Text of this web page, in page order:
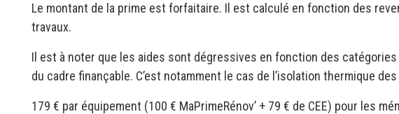
Le montant de la prime est forfaitaire. Il est calculé en fonction des
travaux.
Il est à noter que les aides sont dégressives en fonction des
du cadre finançable. C’est notamment le cas de l’isolation thermique
179 € par équipement (100 € MaPrimeRénov’ + 79 € de CEE) pour les